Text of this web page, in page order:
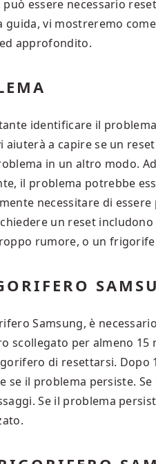
può essere necessario
vi mostreremo
approfondito.
identificare il
a capire se un
in un altro modo.
il problema potrebbe
necessitare di
un reset
rumore, o un
Samsung, è
scollegato per almeno 15
di resettarsi. Dopo
il problema persiste.
Se il problema